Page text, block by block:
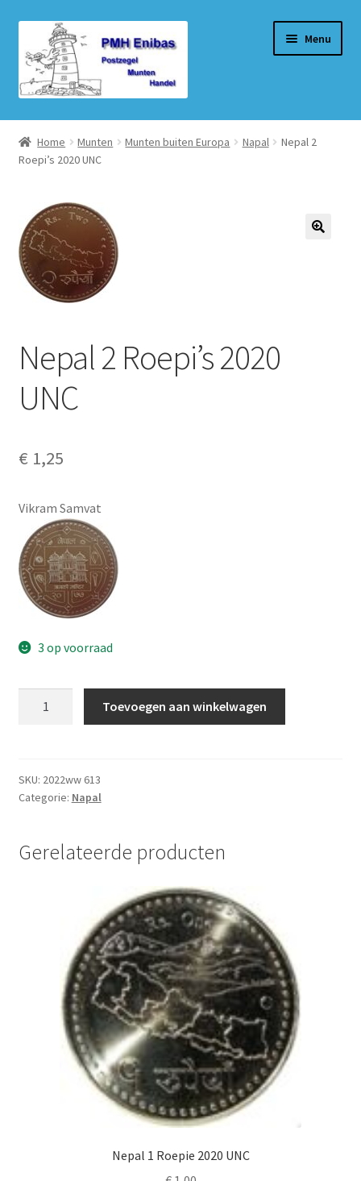
door
naar
navigatie
naar
de
inhoud
Menu
Home
Beurzen
Winkel
Winkelmand
Afrekenen
Alg. voorw.
Home Munten Munten buiten Europa Napal
Nepal 2
Roepi’s 2020 UNC
Nepal 2 Roepi’s 2020
UNC
€ 1,25
Vikram Samvat
3 op voorraad
UNC
aantal
Toevoegen aan winkelwagen
SKU: 2022ww 613
Categorie: Napal
Gerelateerde producten
Nepal 1 Roepie 2020 UNC